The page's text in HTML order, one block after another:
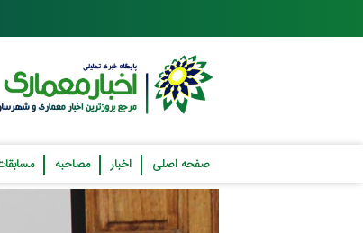
صفحه اصلی اخبار مصاحبه